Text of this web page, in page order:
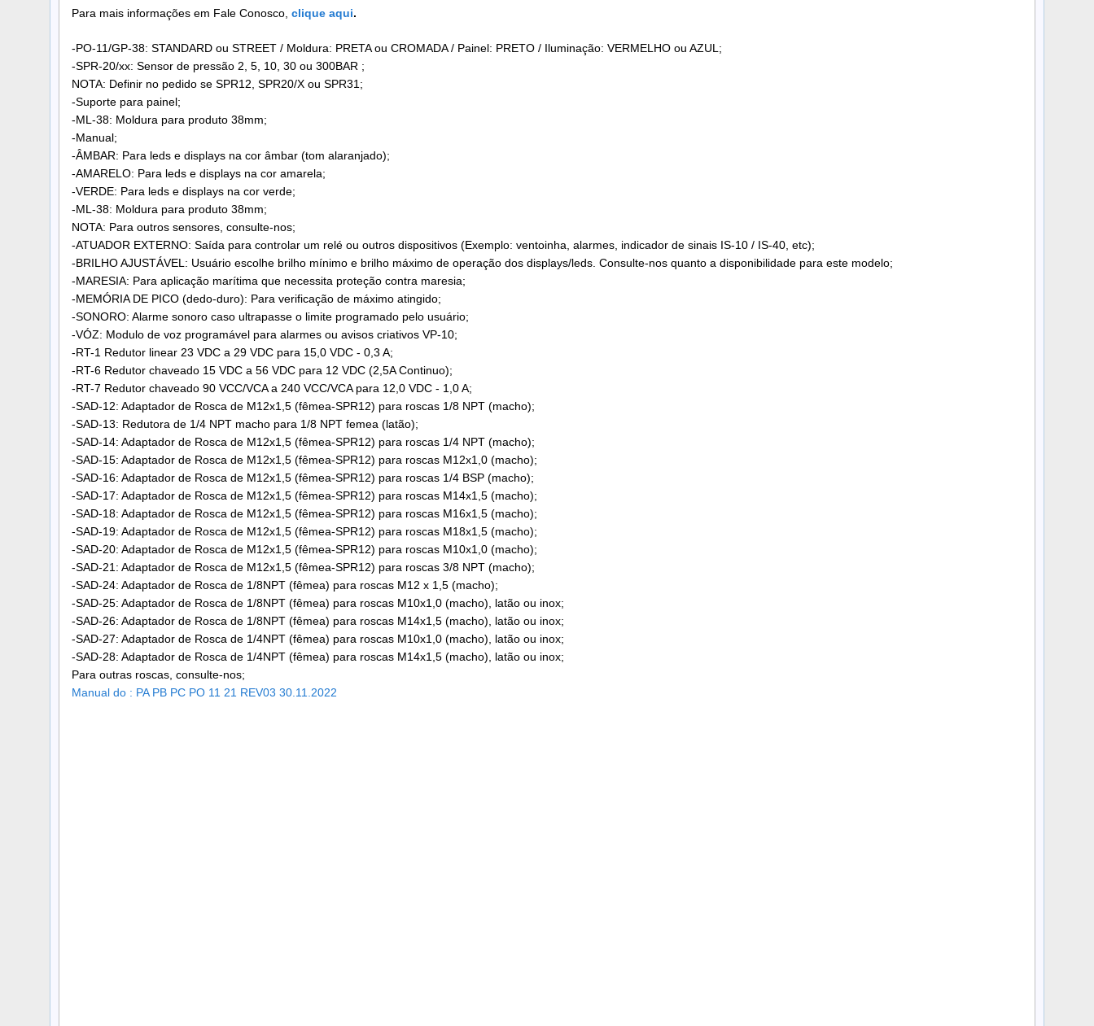
Para mais informações em Fale Conosco, clique aqui.
-PO-11/GP-38: STANDARD ou STREET / Moldura: PRETA ou CROMADA / Painel: PRETO / Iluminação: VERMELHO ou AZUL;
-SPR-20/xx: Sensor de pressão 2, 5, 10, 30 ou 300BAR ;
NOTA: Definir no pedido se SPR12, SPR20/X ou SPR31;
-Suporte para painel;
-ML-38: Moldura para produto 38mm;
-Manual;
-ÂMBAR: Para leds e displays na cor âmbar (tom alaranjado);
-AMARELO: Para leds e displays na cor amarela;
-VERDE: Para leds e displays na cor verde;
-ML-38: Moldura para produto 38mm;
NOTA: Para outros sensores, consulte-nos;
-ATUADOR EXTERNO: Saída para controlar um relé ou outros dispositivos (Exemplo: ventoinha, alarmes, indicador de sinais IS-10 / IS-40, etc);
-BRILHO AJUSTÁVEL: Usuário escolhe brilho mínimo e brilho máximo de operação dos displays/leds. Consulte-nos quanto a disponibilidade para este modelo;
-MARESIA: Para aplicação marítima que necessita proteção contra maresia;
-MEMÓRIA DE PICO (dedo-duro): Para verificação de máximo atingido;
-SONORO: Alarme sonoro caso ultrapasse o limite programado pelo usuário;
-VÓZ: Modulo de voz programável para alarmes ou avisos criativos VP-10;
-RT-1 Redutor linear 23 VDC a 29 VDC para 15,0 VDC - 0,3 A;
-RT-6 Redutor chaveado 15 VDC a 56 VDC para 12 VDC (2,5A Continuo);
-RT-7 Redutor chaveado 90 VCC/VCA a 240 VCC/VCA para 12,0 VDC - 1,0 A;
-SAD-12: Adaptador de Rosca de M12x1,5 (fêmea-SPR12) para roscas 1/8 NPT (macho);
-SAD-13: Redutora de 1/4 NPT macho para 1/8 NPT femea (latão);
-SAD-14: Adaptador de Rosca de M12x1,5 (fêmea-SPR12) para roscas 1/4 NPT (macho);
-SAD-15: Adaptador de Rosca de M12x1,5 (fêmea-SPR12) para roscas M12x1,0 (macho);
-SAD-16: Adaptador de Rosca de M12x1,5 (fêmea-SPR12) para roscas 1/4 BSP (macho);
-SAD-17: Adaptador de Rosca de M12x1,5 (fêmea-SPR12) para roscas M14x1,5 (macho);
-SAD-18: Adaptador de Rosca de M12x1,5 (fêmea-SPR12) para roscas M16x1,5 (macho);
-SAD-19: Adaptador de Rosca de M12x1,5 (fêmea-SPR12) para roscas M18x1,5 (macho);
-SAD-20: Adaptador de Rosca de M12x1,5 (fêmea-SPR12) para roscas M10x1,0 (macho);
-SAD-21: Adaptador de Rosca de M12x1,5 (fêmea-SPR12) para roscas 3/8 NPT (macho);
-SAD-24: Adaptador de Rosca de 1/8NPT (fêmea) para roscas M12 x 1,5 (macho);
-SAD-25: Adaptador de Rosca de 1/8NPT (fêmea) para roscas M10x1,0 (macho), latão ou inox;
-SAD-26: Adaptador de Rosca de 1/8NPT (fêmea) para roscas M14x1,5 (macho), latão ou inox;
-SAD-27: Adaptador de Rosca de 1/4NPT (fêmea) para roscas M10x1,0 (macho), latão ou inox;
-SAD-28: Adaptador de Rosca de 1/4NPT (fêmea) para roscas M14x1,5 (macho), latão ou inox;
Para outras roscas, consulte-nos;
Manual do : PA PB PC PO 11 21 REV03 30.11.2022